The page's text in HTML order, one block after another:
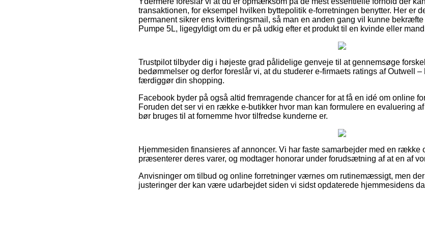
transaktionen, for eksempel hvilken byttepolitik e-forretningen benytter. Her er
permanent sikrer ens kvitteringsmail, så man en anden gang vil kunne
Pumpe 5L, ligegyldigt om du er på udkig efter et produkt til en kvinde eller
Trustpilot tilbyder dig i højeste grad pålidelige genveje til at gennemsøge
bedømmelser og derfor foreslår vi, at du studerer e-firmaets ratings af Outwell
færdiggør din shopping.
Facebook byder på også altid fremragende chancer for at få en idé om online
Foruden det ser vi en række e-butikker hvor man kan formulere en evaluering
bør bruges til at fornemme hvor tilfredse kunderne er.
Hjemmesiden finansieres af annoncer. Vi har faste samarbejder med en række
præsenterer deres varer, og modtager honorar under forudsætning af at en af
Anvisninger om tilbud og online forretninger værnes om rutinemæssigt, men
justeringer der kan være udarbejdet siden vi sidst opdaterede hjemmesidens